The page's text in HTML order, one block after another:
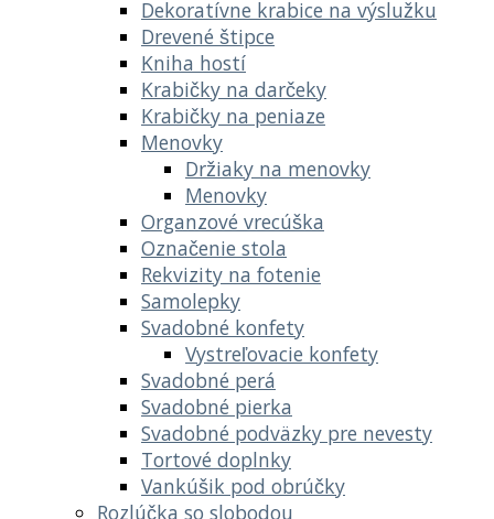
Dekoratívne krabice na výslužku
Drevené štipce
Kniha hostí
Krabičky na darčeky
Krabičky na peniaze
Menovky
Držiaky na menovky
Menovky
Organzové vrecúška
Označenie stola
Rekvizity na fotenie
Samolepky
Svadobné konfety
Vystreľovacie konfety
Svadobné perá
Svadobné pierka
Svadobné podväzky pre nevesty
Tortové doplnky
Vankúšik pod obrúčky
Rozlúčka so slobodou